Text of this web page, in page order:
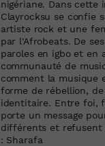
nigériane. Dans cette
Clayrocksu se confie
artiste rock et une
par l'Afrobeats. De
paroles en igbo et en
communauté de
comment la musique
forme de rébellion,
identitaire. Entre foi,
porte un message
différents et refusent
: Sharafa